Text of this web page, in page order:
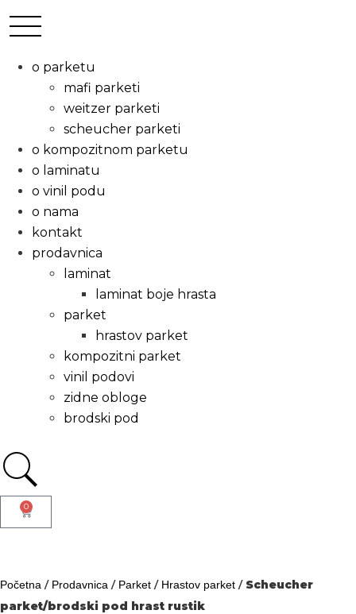
o parketu
mafi parketi
weitzer parketi
scheucher parketi
o kompozitnom parketu
o laminatu
o vinil podu
o nama
kontakt
prodavnica
laminat
laminat boje hrasta
parket
hrastov parket
kompozitni parket
vinil podovi
zidne obloge
brodski pod
0
Početna / Prodavnica / Parket / Hrastov parket / Scheucher
parket/brodski pod hrast rustik